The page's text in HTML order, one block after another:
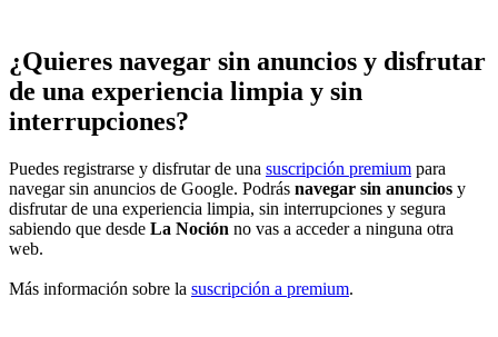
¿Quieres navegar sin anuncios y disfrutar
de una experiencia limpia y sin
interrupciones?
Puedes registrarse y disfrutar de una suscripción premium para
navegar sin anuncios de Google. Podrás navegar sin anuncios y
disfrutar de una experiencia limpia, sin interrupciones y segura
sabiendo que desde La Noción no vas a acceder a ninguna otra
web.
Más información sobre la suscripción a premium.